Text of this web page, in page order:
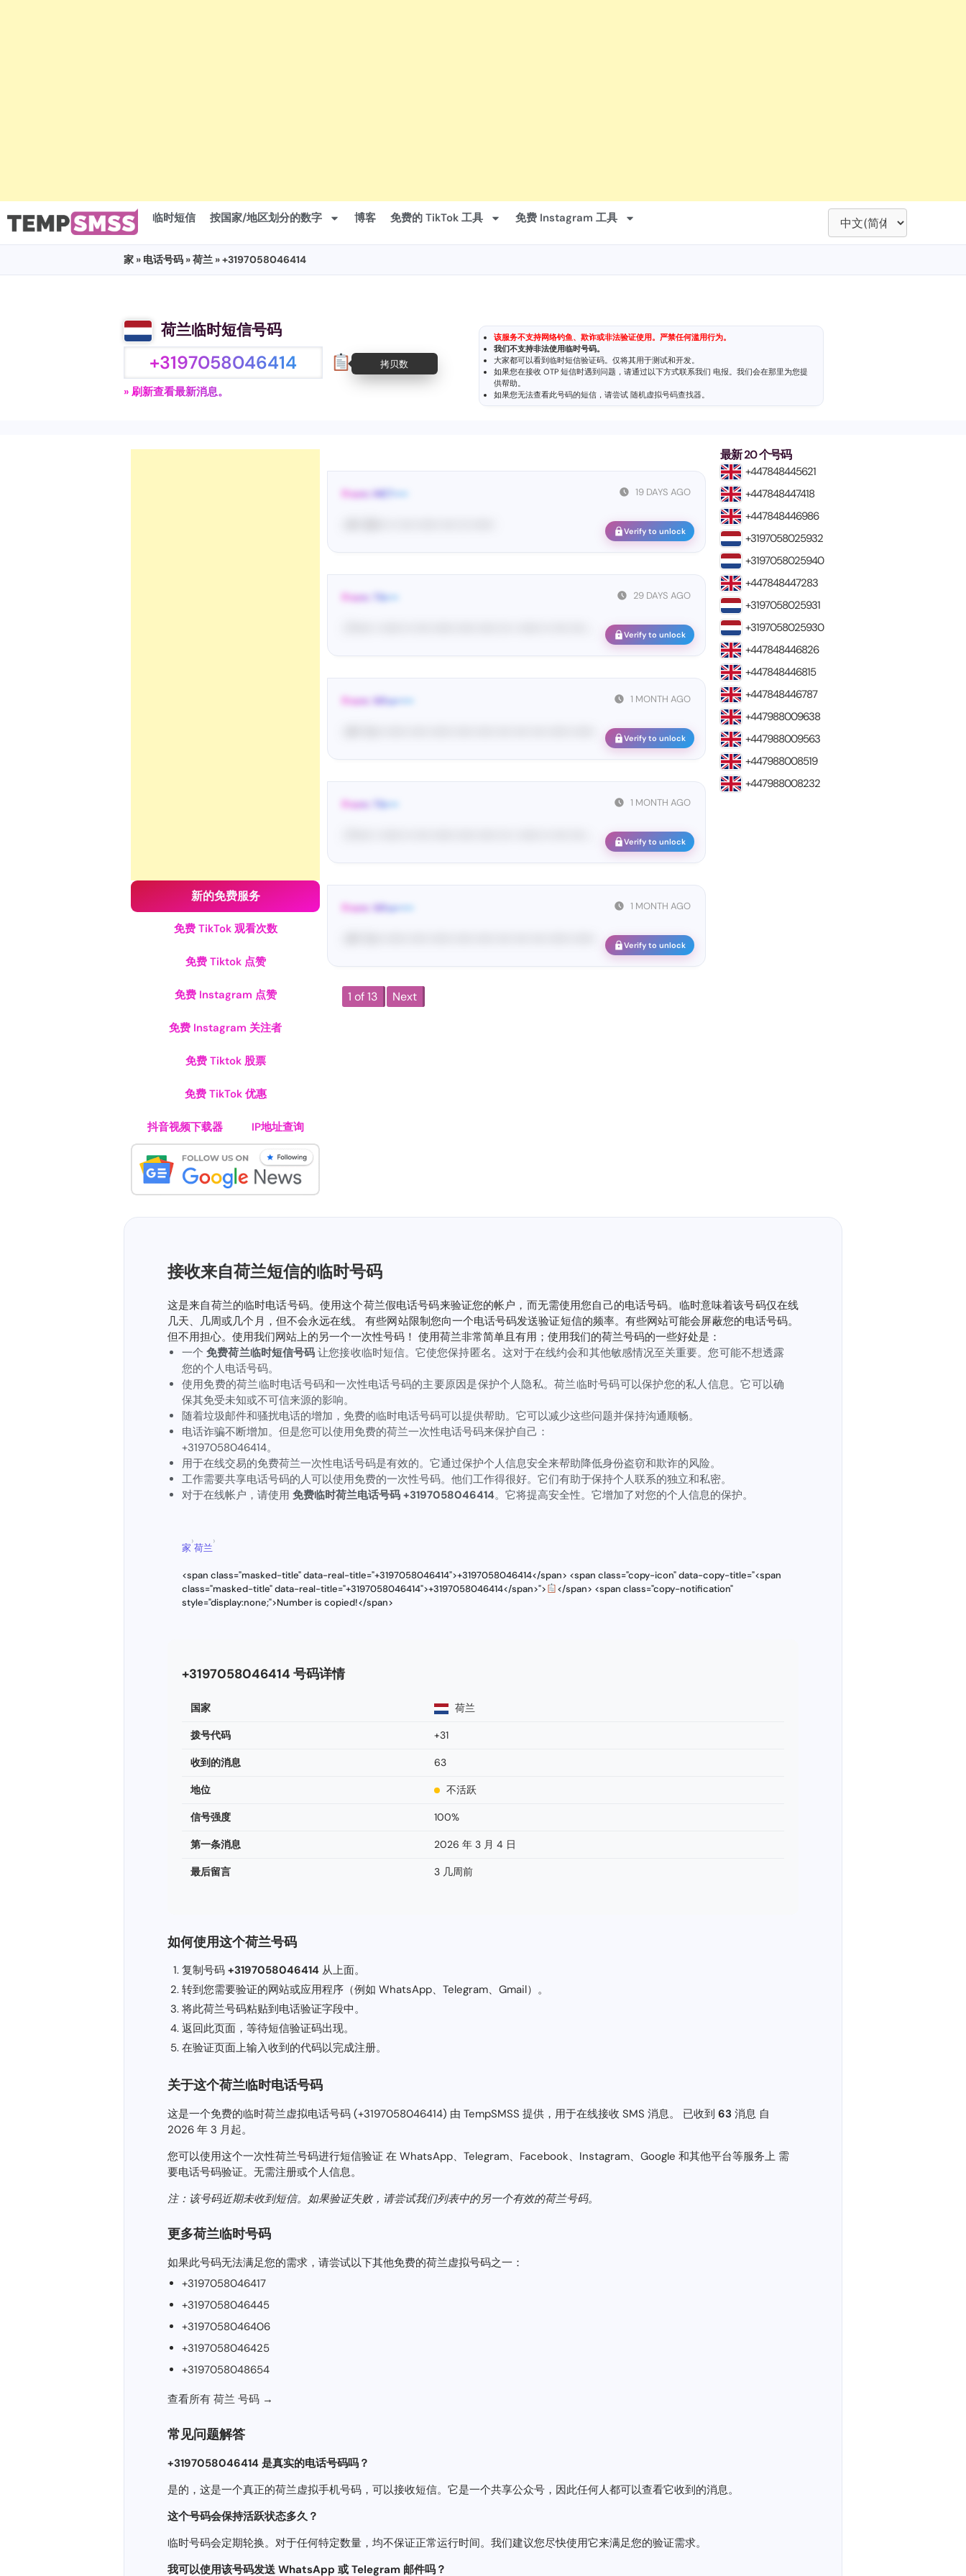
临时短信 按国家/地区划分的数字 博客 免费的 TikTok 工具 免费 Instagram 工具
家 » 电话号码 »荷兰 » +3197058046414
荷兰临时短信号码
+3197058046414 拷贝数
» 刷新查看最新消息。
该服务不支持网络钓鱼、欺诈或非法验证使用。严禁任何滥用行为。
我们不支持非法使用临时号码。
大家都可以看到临时短信验证码。仅将其用于测试和开发。
如果您在接收 OTP 短信时遇到问题，请通过以下方式联系我们 电报。我们会在那里为您提
供帮助。
如果您无法查看此号码的短信，请尝试 随机虚拟号码查找器。
新的免费服务
免费 TikTok 观看次数
免费 Tiktok 点赞
免费 Instagram 点赞
免费 Instagram 关注者
免费 Tiktok 股票
免费 TikTok 优惠
抖音视频下载器 IP地址查询
19 DAYS AGO
From: MET••••
Verify to unlock
29 DAYS AGO
From: Tik•••
Verify to unlock
1 MONTH AGO
From: Wha•••••
Verify to unlock
1 MONTH AGO
From: Tik•••
Verify to unlock
1 MONTH AGO
From: Wha•••••
Verify to unlock
1 of 13 Next
最新 20 个号码
+447848445621
+447848447418
+447848446986
+3197058025932
+3197058025940
+447848447283
+3197058025931
+3197058025930
+447848446826
+447848446815
+447848446787
+447988009638
+447988009563
+447988008519
+447988008232
接收来自荷兰短信的临时号码
这是来自荷兰的临时电话号码。使用这个荷兰假电话号码来验证您的帐户，而无需使用您自己的电话号码。临时意味着该号码仅在线
几天、几周或几个月，但不会永远在线。 有些网站限制您向一个电话号码发送验证短信的频率。有些网站可能会屏蔽您的电话号码。
但不用担心。使用我们网站上的另一个一次性号码！ 使用荷兰非常简单且有用；使用我们的荷兰号码的一些好处是：
一个免费荷兰临时短信号码 让您接收临时短信。它使您保持匿名。这对于在线约会和其他敏感情况至关重要。您可能不想透露
您的个人电话号码。
使用免费的荷兰临时电话号码和一次性电话号码的主要原因是保护个人隐私。荷兰临时号码可以保护您的私人信息。它可以确
保其免受未知或不可信来源的影响。
随着垃圾邮件和骚扰电话的增加，免费的临时电话号码可以提供帮助。它可以减少这些问题并保持沟通顺畅。
电话诈骗不断增加。但是您可以使用免费的荷兰一次性电话号码来保护自己：
+3197058046414。
用于在线交易的免费荷兰一次性电话号码是有效的。它通过保护个人信息安全来帮助降低身份盗窃和欺诈的风险。
工作需要共享电话号码的人可以使用免费的一次性号码。他们工作得很好。它们有助于保持个人联系的独立和私密。
对于在线帐户，请使用 免费临时荷兰电话号码 +3197058046414。它将提高安全性。它增加了对您的个人信息的保护。
家
›
荷兰
›
<span class="masked-title" data-real-title="+3197058046414">+3197058046414</span> <span class="copy-icon" data-copy-title="<span
class="masked-title" data-real-title="+3197058046414">+3197058046414</span>">
</span> <span class="copy-notification"
style="display:none;">Number is copied!</span>
+3197058046414 号码详情
国家 荷兰
拨号代码 +31
收到的消息 63
地位 不活跃
信号强度 100%
第一条消息 2026 年 3 月 4 日
最后留言 3 几周前
如何使用这个荷兰号码
复制号码 +3197058046414 从上面。
转到您需要验证的网站或应用程序（例如 WhatsApp、Telegram、Gmail）。
将此荷兰号码粘贴到电话验证字段中。
返回此页面，等待短信验证码出现。
在验证页面上输入收到的代码以完成注册。
关于这个荷兰临时电话号码
这是一个免费的临时荷兰虚拟电话号码 (+3197058046414) 由 TempSMSS 提供，用于在线接收 SMS 消息。 已收到 63 消息 自
2026 年 3 月起。
您可以使用这个一次性荷兰号码进行短信验证 在 WhatsApp、Telegram、Facebook、Instagram、Google 和其他平台等服务上 需
要电话号码验证。无需注册或个人信息。
注：该号码近期未收到短信。如果验证失败，请尝试我们列表中的另一个有效的荷兰号码。
更多荷兰临时号码
如果此号码无法满足您的需求，请尝试以下其他免费的荷兰虚拟号码之一：
+3197058046417
+3197058046445
+3197058046406
+3197058046425
+3197058048654
查看所有 荷兰 号码 →
常见问题解答
+3197058046414 是真实的电话号码吗？
是的，这是一个真正的荷兰虚拟手机号码，可以接收短信。它是一个共享公众号，因此任何人都可以查看它收到的消息。
这个号码会保持活跃状态​​多久？
临时号码会定期轮换。对于任何特定数量，均不保证正常运行时间。我们建议您尽快使用它来满足您的验证需求。
我可以使用该号码发送 WhatsApp 或 Telegram 邮件吗？